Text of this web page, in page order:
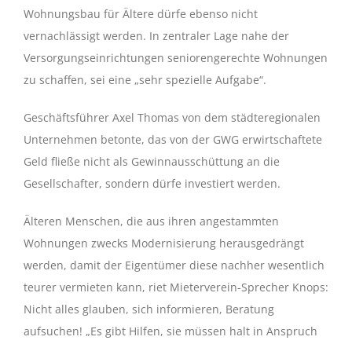
Wohnungsbau für Ältere dürfe ebenso nicht
vernachlässigt werden. In zentraler Lage nahe der
Versorgungseinrichtungen seniorengerechte Wohnungen
zu schaffen, sei eine „sehr spezielle Aufgabe“.
Geschäftsführer Axel Thomas von dem städteregionalen
Unternehmen betonte, das von der GWG erwirtschaftete
Geld fließe nicht als Gewinnausschüttung an die
Gesellschafter, sondern dürfe investiert werden.
Älteren Menschen, die aus ihren angestammten
Wohnungen zwecks Modernisierung herausgedrängt
werden, damit der Eigentümer diese nachher wesentlich
teurer vermieten kann, riet Mieterverein-Sprecher Knops:
Nicht alles glauben, sich informieren, Beratung
aufsuchen! „Es gibt Hilfen, sie müssen halt in Anspruch